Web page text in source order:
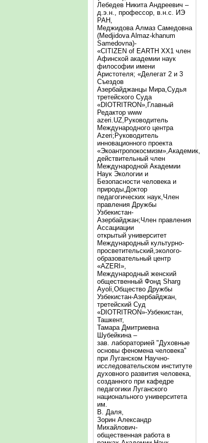
Лебедев Никита Андреевич –
д.э.н., профессор, в.н.с. ИЭ
РАН,
Меджидова Алмаз Самедовна
(Medjidova Almaz-khanum
Samedovna)-
«CITIZEN of EARTH XX1 член
Афинской академии наук
философии имени
Аристотеля; «Делегат 2 и 3
Съездов
Азербайджанцы Мира,Судья
третейского Суда
«DIOTRITRON»,Главный
Редактор www
azeri.UZ,Руководитель
Международного центра
Аzeri;Руководитель
инновационного проекта
«Экоантропокосмизм»,Академик,
действительный член
Международной Академии
Наук Экологии и
Безопасности человека и
природы,Доктор
педагогических наук,Член
правления Дружбы
Узбекистан-
Азербайджан;Член правления
Ассациации
открытый университет
Международный культурно-
просветительский,эколого-
образовательный центр
«AZERI»,
Mеждународный женский
общественный Фонд Sharg
Аyoli,Общество Дружбы
Узбекистан-Азербайджан,
третейский Суд
«DIOTRITRON»-Узбекистан,
Ташкент,
Тамара Дмитриевна
Шубейкина –
зав. лабораторией "Духовные
основы феномена человека"
при Луганском Научно-
исследовательском институте
духовного развития человека,
созданного при кафедре
педагогики Луганского
национального университета
им.
В. Даля,
Зорин Александр
Михайлович-
общественная работа в